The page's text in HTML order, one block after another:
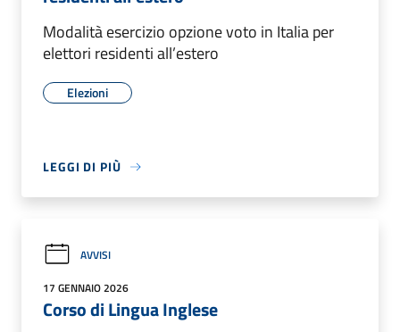
Modalità esercizio opzione voto in Italia per
elettori residenti all’estero
Elezioni
LEGGI DI PIÙ
AVVISI
17 GENNAIO 2026
Corso di Lingua Inglese